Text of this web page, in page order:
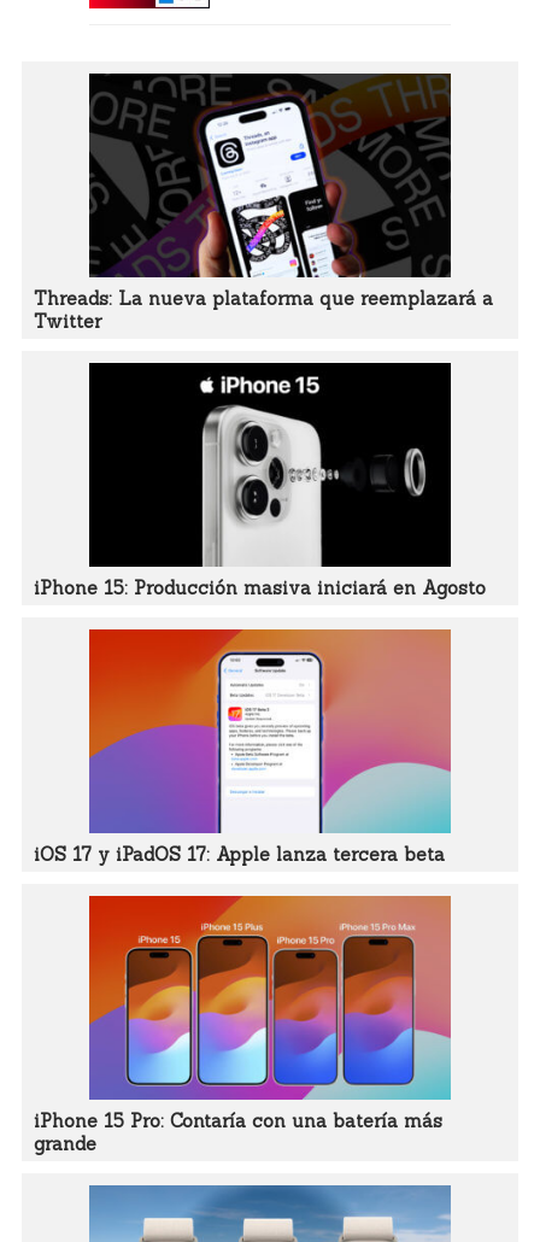
Threads: La nueva plataforma que reemplazará a
Twitter
iPhone 15: Producción masiva iniciará en Agosto
iOS 17 y iPadOS 17: Apple lanza tercera beta
iPhone 15 Pro: Contaría con una batería más
grande